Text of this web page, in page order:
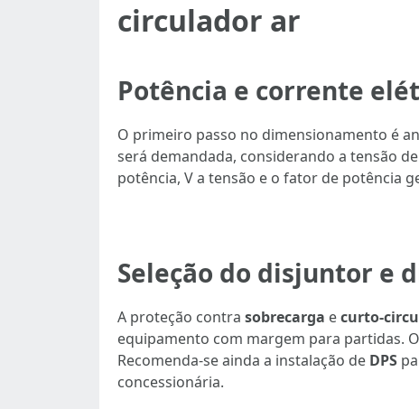
circulador ar
Potência e corrente
O primeiro passo no dimensionamento é
será demandada, considerando a tensão
potência, V a tensão e o fator de potência
Seleção do disjuntor e
A proteção contra sobrecarga ecurto-
equipamento com margem para partidas.
Recomenda-se ainda a instalação de DPS
concessionária.